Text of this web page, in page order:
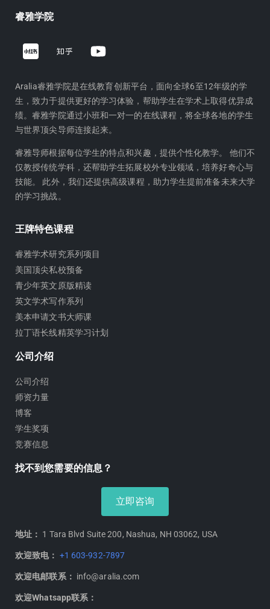
睿雅学院
h
h
u
Y
o
t
u
b
e
Aralia睿雅学院是在线教育创新平台，面向全球6至12年级的学
生，致力于提供更好的学习体验，帮助学生在学术上取得优异成
绩。睿雅学院通过小班和一对一的在线课程，将全球各地的学生
与世界顶尖导师连接起来。
睿雅导师根据每位学生的特点和兴趣，提供个性化教学。 他们不
仅教授传统学科，还帮助学生拓展校外专业领域，培养好奇心与
技能。 此外，我们还提供高级课程，助力学生提前准备未来大学
的学习挑战。
王牌特色课程
睿雅学术研究系列项目
美国顶尖私校预备
青少年英文原版精读
英文学术写作系列
美本申请文书大师课
拉丁语长线精英学习计划
公司介绍
公司介绍
师资力量
博客
学生奖项
竞赛信息
找不到您需要的信息？
立即咨询
地址： 1 Tara Blvd Suite 200, Nashua, NH 03062, USA
欢迎致电： +1 603-932-7897
欢迎电邮联系： info@aralia.com
欢迎Whatsapp联系：